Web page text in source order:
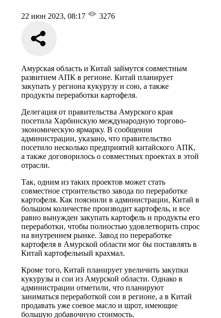
22 июн 2023, 08:17 3276
Амурская область и Китай займутся совместным
развитием АПК в регионе. Китай планирует
закупать у региона кукурузу и сою, а также
продукты переработки картофеля.
Делегация от правительства Амурского края
посетила Харбинскую международную торгово-
экономическую ярмарку. В сообщении
администрации, указано, что правительство
посетило несколько предприятий китайского АПК,
а также договорилось о совместных проектах в этой
отрасли.
Так, одним из таких проектов может стать
совместное строительство завода по переработке
картофеля. Как пояснили в администрации, Китай в
большом количестве производит картофель, и все
равно вынужден закупать картофель и продукты его
переработки, чтобы полностью удовлетворить спрос
на внутреннем рынке. Завод по переработке
картофеля в Амурской области мог бы поставлять в
Китай картофельный крахмал.
Кроме того, Китай планирует увеличить закупки
кукурузы и сои из Амурской области. Однако в
администрации отметили, что планируют
заниматься переработкой сои в регионе, а в Китай
продавать уже соевое масло и шрот, имеющие
большую добавочную стоимость.